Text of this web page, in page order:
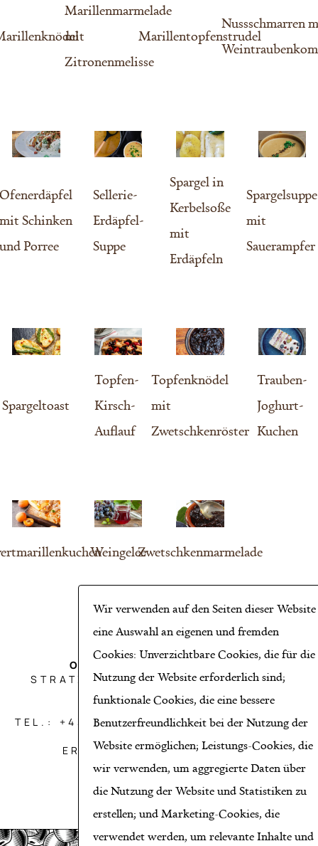
Marillenmarmelade
mit
Zitronenmelisse
Marillentopfenstrudel
Nussschmarren
Ofenerdäpfel
mit Schinken
und Porree
Sellerie-
Erdäpfel-
Suppe
Spargel in
Kerbelsoße
mit
Erdäpfeln
Spargelsuppe
mit
Sauerampfer
Spargeltoast
Topfen-
Kirsch-
Auflauf
Topfenknödel
mit
Zwetschkenröster
Trauben-
Joghurt-
Kuchen
WeingeleeZwetschkenmarmelade
OBST AICHINGER GMBH
STRATZDORFER STRASSE 21, 3494
THEISS BEI KREMS
TEL.: +43 2735/8650*HANDY: +43 664
ERNST@AICHINGER.CO.AT
Wir verwenden auf den Seiten dieser Website
eine Auswahl an eigenen und fremden
Cookies: Unverzichtbare Cookies, die für die
Nutzung der Website erforderlich sind;
funktionale Cookies, die eine bessere
Benutzerfreundlichkeit bei der Nutzung der
Website ermöglichen; Leistungs-Cookies, die
wir verwenden, um aggregierte Daten über
die Nutzung der Website und Statistiken zu
erstellen; und Marketing-Cookies, die
verwendet werden, um relevante Inhalte und